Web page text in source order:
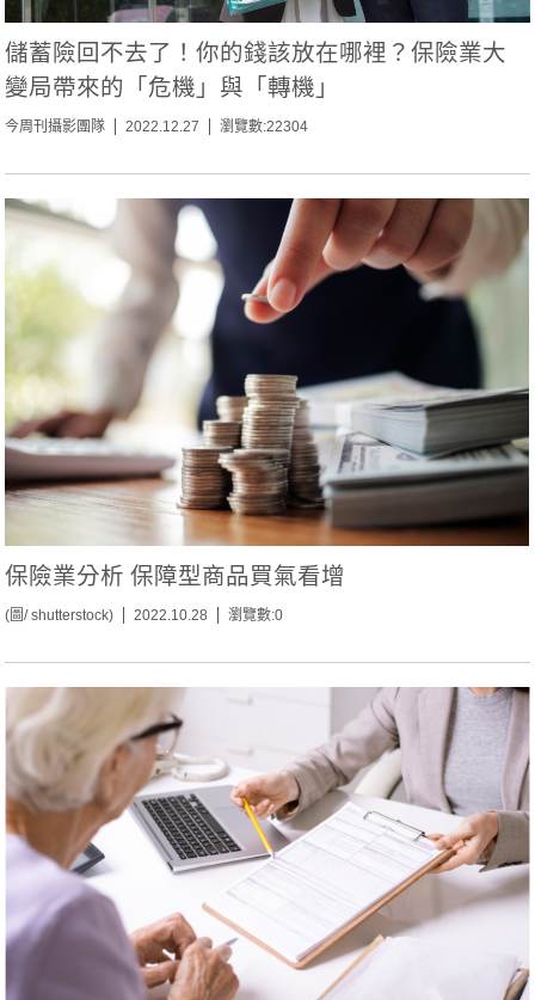
儲蓄險回不去了！你的錢該放在哪裡？保險業大
變局帶來的「危機」與「轉機」
今周刊攝影團隊 2022.12.27 瀏覽數:22304
保險業分析 保障型商品買氣看增
(圖/ shutterstock) 2022.10.28 瀏覽數:0